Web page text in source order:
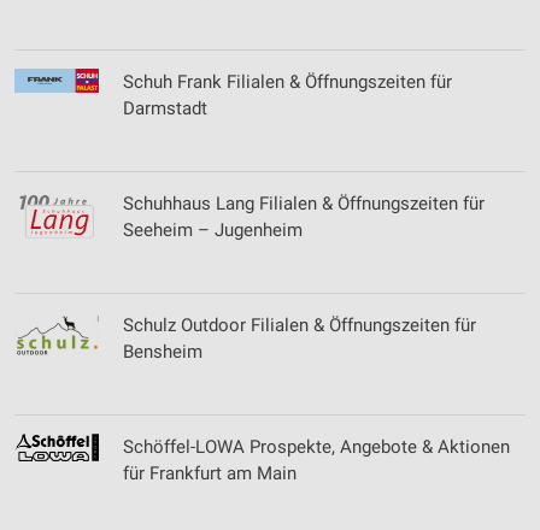
Schuh Frank Filialen & Öffnungszeiten für
Darmstadt
Schuhhaus Lang Filialen & Öffnungszeiten für
Seeheim – Jugenheim
Schulz Outdoor Filialen & Öffnungszeiten für
Bensheim
Schöffel-LOWA Prospekte, Angebote & Aktionen
für Frankfurt am Main